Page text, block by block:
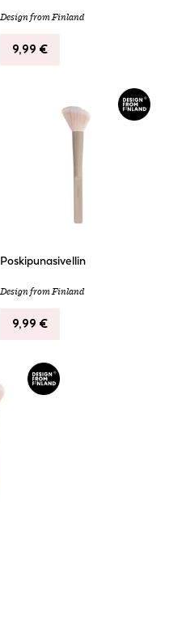
Design from Finland
9,99 €
Poskipunasivellin
Design from Finland
9,99 €